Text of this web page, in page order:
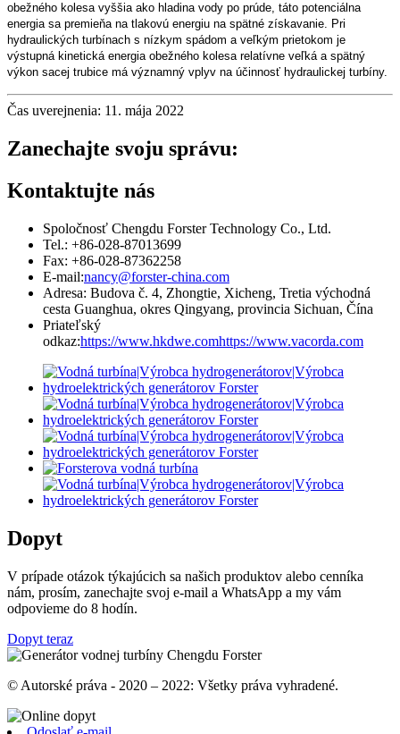
obežného kolesa vyššia ako hladina vody po prúde, táto potenciálna
energia sa premieňa na tlakovú energiu na spätné získavanie. Pri
hydraulických turbínach s nízkym spádom a veľkým prietokom je
výstupná kinetická energia obežného kolesa relatívne veľká a spätný
výkon sacej trubice má významný vplyv na účinnosť hydraulickej turbíny.
Čas uverejnenia: 11. mája 2022
Zanechajte svoju správu:
Kontaktujte nás
Spoločnosť Chengdu Forster Technology Co., Ltd.
Tel.: +86-028-87013699
Fax: +86-028-87362258
E-mail:nancy@forster-china.com
Adresa: Budova č. 4, Zhongtie, Xicheng, Tretia východná
cesta Guanghua, okres Qingyang, provincia Sichuan, Čína
Priateľský
odkaz:https://www.hkdwe.comhttps://www.vacorda.com
Dopyt
V prípade otázok týkajúcich sa našich produktov alebo cenníka
nám, prosím, zanechajte svoj e-mail a WhatsApp a my vám
odpovieme do 8 hodín.
Dopyt teraz
© Autorské práva - 2020 – 2022: Všetky práva vyhradené.